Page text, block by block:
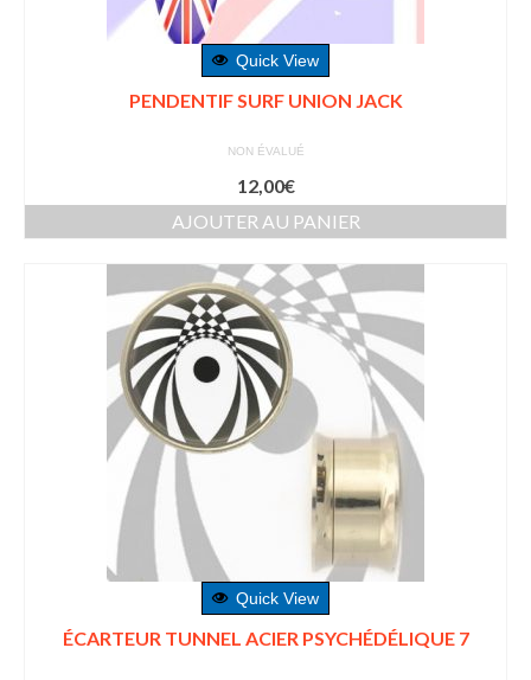
Quick View
PENDENTIF SURF UNION JACK
NON ÉVALUÉ
12,00€
AJOUTER AU PANIER
Quick View
ÉCARTEUR TUNNEL ACIER PSYCHÉDÉLIQUE 7